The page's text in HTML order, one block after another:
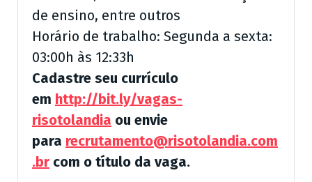
de ensino, entre outros
Horário de trabalho: Segunda a sexta:
03:00h às 12:33h
Cadastre seu currículo
em http://bit.ly/vagas-
risotolandia ou envie
para recrutamento@risotolandia.com
.br com o título da vaga.